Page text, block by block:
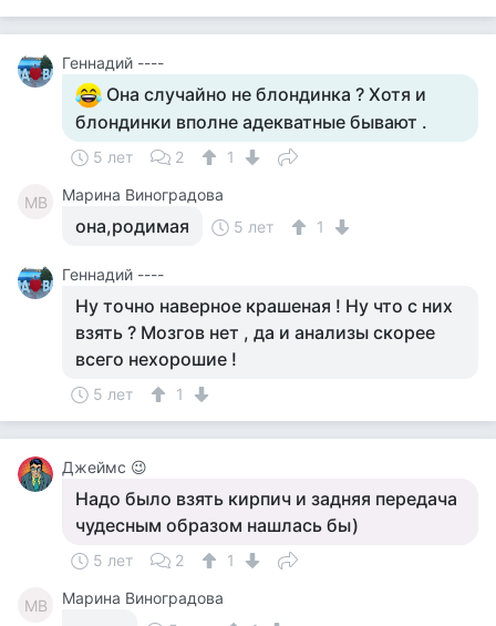
Геннадий ----
Она случайно не блондинка ? Хотя и
блондинки вполне адекватные бывают .
5 лет 2 1
МВ Марина Виноградова
она,родимая 5 лет 1
Геннадий ----
Ну точно наверное крашеная ! Ну что с них
взять ? Мозгов нет , да и анализы скорее
всего нехорошие !
5 лет 1
Джеймс 😉
Надо было взять кирпич и задняя передача
чудесным образом нашлась бы)
5 лет 2 1
МВ Марина Виноградова